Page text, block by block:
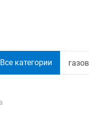
Все категории